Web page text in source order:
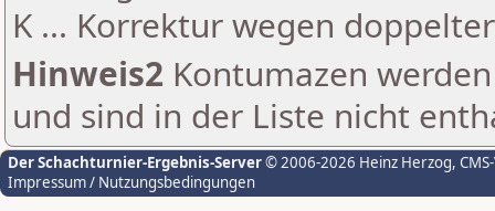
K ... Korrektur wegen
Hinweis2 Kontumazen
und sind in der Liste nicht
Der Schachturnier-Ergebnis-Server© 2006-2026 Heinz Herzog,
Impressum / Nutzungsbedingungen